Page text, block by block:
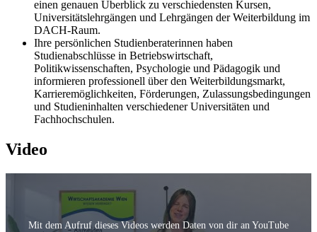
einen genauen Überblick zu verschiedensten Kursen,
Universitätslehrgängen und Lehrgängen der Weiterbildung im
DACH-Raum.
Ihre persönlichen Studienberaterinnen haben
Studienabschlüsse in Betriebswirtschaft,
Politikwissenschaften, Psychologie und Pädagogik und
informieren professionell über den Weiterbildungsmarkt,
Karrieremöglichkeiten, Förderungen, Zulassungsbedingungen
und Studieninhalten verschiedener Universitäten und
Fachhochschulen.
Video
Mit dem Aufruf dieses Videos werden Daten von dir an YouTube